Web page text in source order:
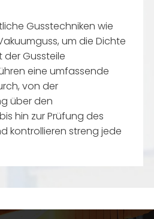
Gusstechniken wie
um die Dichte
Gussteile
eine umfassende
von der
über den
hin zur Prüfung des
kontrollieren streng jede